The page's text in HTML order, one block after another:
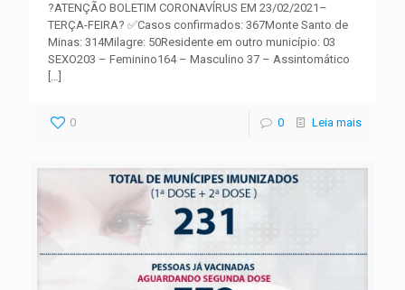
?ATENÇÃO BOLETIM CORONAVÍRUS EM 23/02/2021–
TERÇA-FEIRA? ✅Casos confirmados: 367Monte Santo de
Minas: 314Milagre: 50Residente em outro município: 03
SEXO203 – Feminino164 – Masculino 37 – Assintomático
[…]
0 0 Leia mais